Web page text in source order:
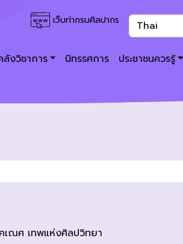
เว็บท่ากรมศิลปากร
ลังวิชาการ นิทรรศการ ประชาชนควรรู้
เณศ เทพแห่งศิลปวิทยา